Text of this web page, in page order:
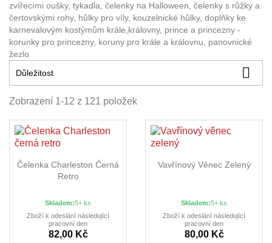
zvířecími oušky, tykadla, čelenky na Halloween, čelenky s růžky a
čertovskými rohy, hůlky pro víly, kouzelnické hůlky, doplňky ke
karnevalovým kostýmům krále,královny, prince a princezny -
korunky pro princezny, koruny pro krále a královnu, panovnické
žezlo
Důležitost

Zobrazení 1-12 z 121 položek
Čelenka Charleston Černá
Retro
Skladem:5+ ks
Zboží k odeslání následující
pracovní den
82,00 Kč
Vavřínový Věnec Zelený
Skladem:5+ ks
Zboží k odeslání následující
pracovní den
80,00 Kč